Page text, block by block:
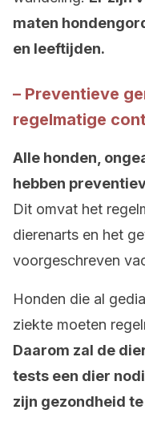
maten
en leeftijden.
– Preventieve
regelmatige
Alle honden,
hebben
Dit omvat het
dierenarts en het
voorgeschreven
Honden die al
ziekte moeten
Daarom zal de
tests een dier
zijn gezondheid